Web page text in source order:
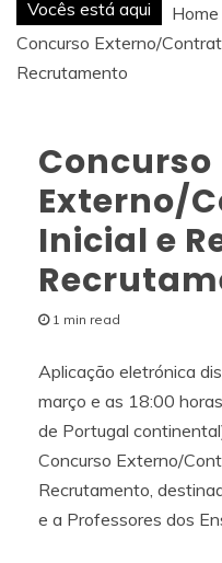
Vocês está aqui Home
Concurso Externo/
Recrutamento
Concurso
Externo/
Inicial e
1 min read
Aplicação eletrónica
março e as 18:00
de Portugal
Concurso Externo/
Recrutamento,
e a Professores dos